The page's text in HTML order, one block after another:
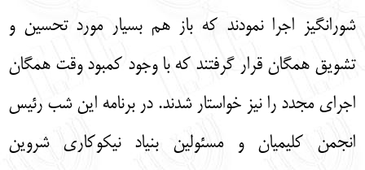
شورانگیز اجرا نمودند که باز هم بسیار مورد تحسین و
تشویق همگان قرار گرفتند که با وجود کمبود وقت همگان
اجرای مجدد را نیز خواستار شدند. در برنامه این شب رئیس
انجمن کلیمیان و مسئولین بنیاد نیکوکاری شروین